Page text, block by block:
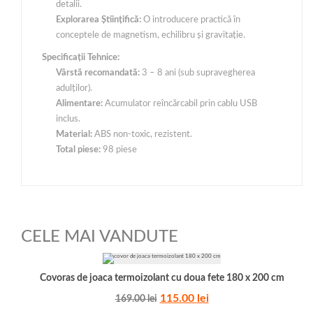
detalii.
Explorarea Științifică: O introducere practică în
conceptele de magnetism, echilibru și gravitație.
Specificații Tehnice:
Vârstă recomandată: 3 – 8 ani (sub supravegherea
adulților).
Alimentare: Acumulator reîncărcabil prin cablu USB
inclus.
Material: ABS non-toxic, rezistent.
Total piese: 98 piese
CELE MAI VANDUTE
Covoras de joaca termoizolant cu doua fete 180 x 200 cm
169.00lei 115.00 lei